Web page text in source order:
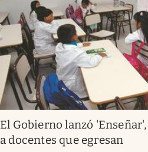
El Gobierno lanzó
a docentes que egresan